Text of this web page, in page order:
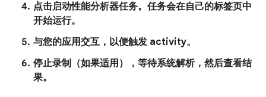
点击启动性能分析器任务。任务会在自己的标签页中
开始运行。
与您的应用交互，以便触发 activity。
停止录制（如果适用），等待系统解析，然后查看结
果。